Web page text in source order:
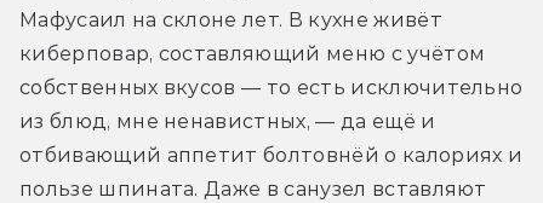
Мафусаил на склоне лет. В кухне живёт
киберповар, составляющий меню с учётом
собственных вкусов — то есть исключительно
из блюд, мне ненавистных, — да ещё и
отбивающий аппетит болтовнёй о калориях и
пользе шпината. Даже в санузел вставляют